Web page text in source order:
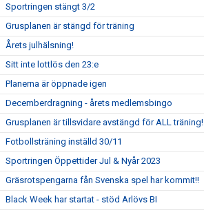
Sportringen stängt 3/2
Grusplanen är stängd för träning
Årets julhälsning!
Sitt inte lottlös den 23:e
Planerna är öppnade igen
Decemberdragning - årets medlemsbingo
Grusplanen är tillsvidare avstängd för ALL träning!
Fotbollsträning inställd 30/11
Sportringen Öppettider Jul & Nyår 2023
Gräsrotspengarna fån Svenska spel har kommit!!
Black Week har startat - stöd Arlövs BI